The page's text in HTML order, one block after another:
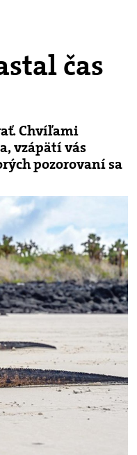
čas
Chvíľami
vzápätí vás
pozorovaní sa